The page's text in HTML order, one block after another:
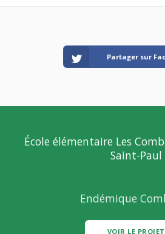
Partager sur
École élémentaire Les
Saint-Paul
Endémique
VOIR LE PROJET